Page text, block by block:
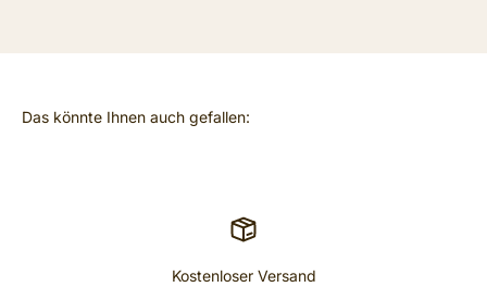
Kostenloser Versand